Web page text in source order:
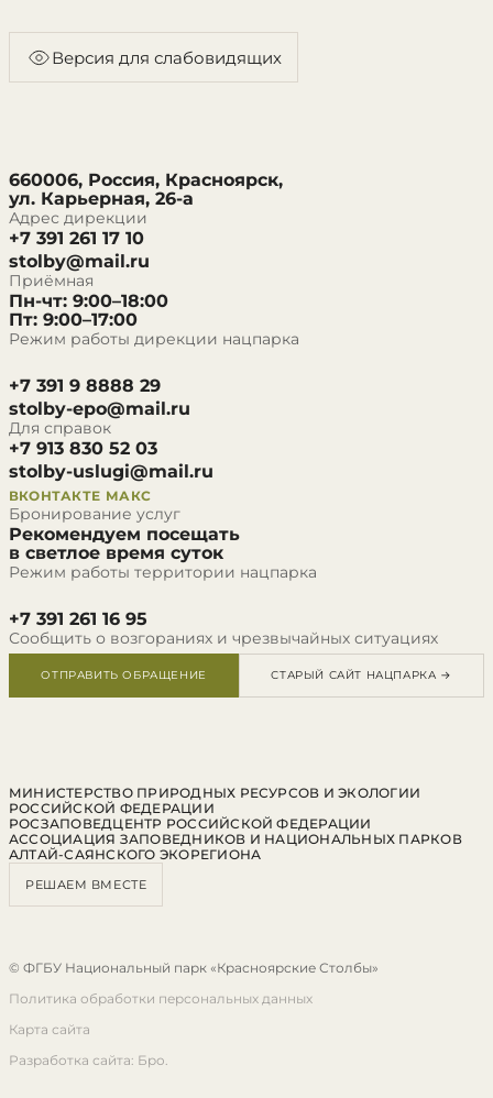
Версия для слабовидящих
660006, Россия, Красноярск,
ул. Карьерная, 26-а
Адрес дирекции
+7 391 261 17 10
stolby@mail.ru
Приёмная
Пн-чт: 9:00–18:00
Пт: 9:00–17:00
Режим работы дирекции нацпарка
+7 391 9 8888 29
stolby-epo@mail.ru
Для справок
+7 913 830 52 03
stolby-uslugi@mail.ru
ВКОНТАКТЕ МАКС
Бронирование услуг
Рекомендуем посещать
в светлое время суток
Режим работы территории нацпарка
+7 391 261 16 95
Сообщить о возгораниях и чрезвычайных ситуациях
ОТПРАВИТЬ ОБРАЩЕНИЕ СТАРЫЙ САЙТ НАЦПАРКА →
МИНИСТЕРСТВО ПРИРОДНЫХ РЕСУРСОВ И ЭКОЛОГИИ
РОССИЙСКОЙ ФЕДЕРАЦИИ
РОСЗАПОВЕДЦЕНТР РОССИЙСКОЙ ФЕДЕРАЦИИ
АССОЦИАЦИЯ ЗАПОВЕДНИКОВ И НАЦИОНАЛЬНЫХ ПАРКОВ
АЛТАЙ-САЯНСКОГО ЭКОРЕГИОНА
РЕШАЕМ ВМЕСТЕ
© ФГБУ Национальный парк «Красноярские Столбы»
Политика обработки персональных данных
Карта сайта
Разработка сайта: Бро.